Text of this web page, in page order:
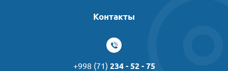
Контакты
+998 (71) 234 - 52 - 75